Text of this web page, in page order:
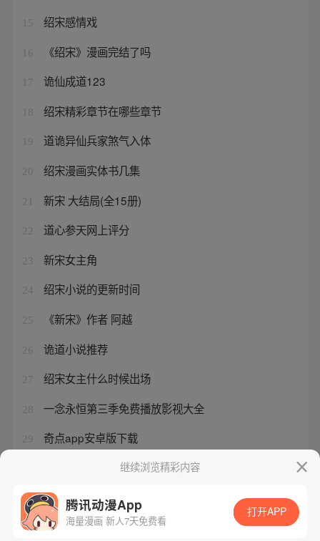
15 绍宋感情戏
16 《绍宋》漫画完结了吗
17 诡仙成道123
18 绍宋精彩章节在哪些章节
19 道诡异仙兵家煞气入体
20 绍宋漫画实体书几集
21 新宋 大结局(全15册)
22 道心参天网上评分
23 新宋女主角
24 绍宋小说的更新时间
25 《新宋》作者 阿越
26 诡道小说推荐
27 绍宋女主什么时候出场
28 一念永恒第三季免费播放影视大全
29 奇点app安卓版下载
绍宋小说和漫画的区别继续浏览精彩内容
腾讯动漫App
海量漫画 新人7天免费看
打开APP